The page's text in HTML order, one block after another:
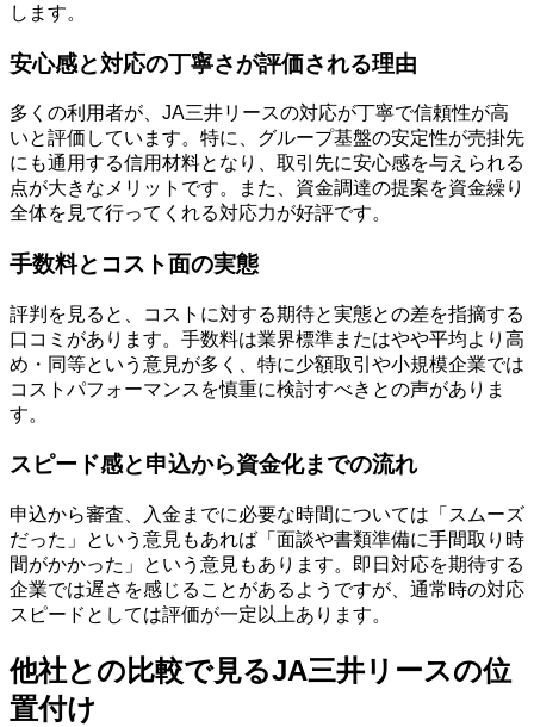
します。
安心感と対応の丁寧さが評価される理由
多くの利用者が、JA三井リースの対応が丁寧で信頼性が高
いと評価しています。特に、グループ基盤の安定性が売掛先
にも通用する信用材料となり、取引先に安心感を与えられる
点が大きなメリットです。また、資金調達の提案を資金繰り
全体を見て行ってくれる対応力が好評です。
手数料とコスト面の実態
評判を見ると、コストに対する期待と実態との差を指摘する
口コミがあります。手数料は業界標準またはやや平均より高
め・同等という意見が多く、特に少額取引や小規模企業では
コストパフォーマンスを慎重に検討すべきとの声がありま
す。
スピード感と申込から資金化までの流れ
申込から審査、入金までに必要な時間については「スムーズ
だった」という意見もあれば「面談や書類準備に手間取り時
間がかかった」という意見もあります。即日対応を期待する
企業では遅さを感じることがあるようですが、通常時の対応
スピードとしては評価が一定以上あります。
他社との比較で見るJA三井リースの位
置付け